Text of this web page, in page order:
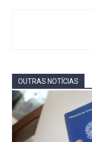
OUTRAS NOTÍCIAS